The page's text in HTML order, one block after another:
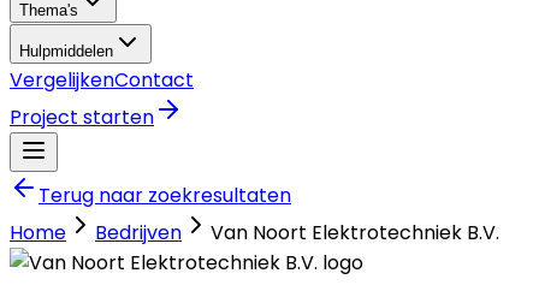
Thema's
Hulpmiddelen
VergelijkenContact
Project starten
Terug naar zoekresultaten
Home
Bedrijven Van Noort Elektrotechniek B.V.